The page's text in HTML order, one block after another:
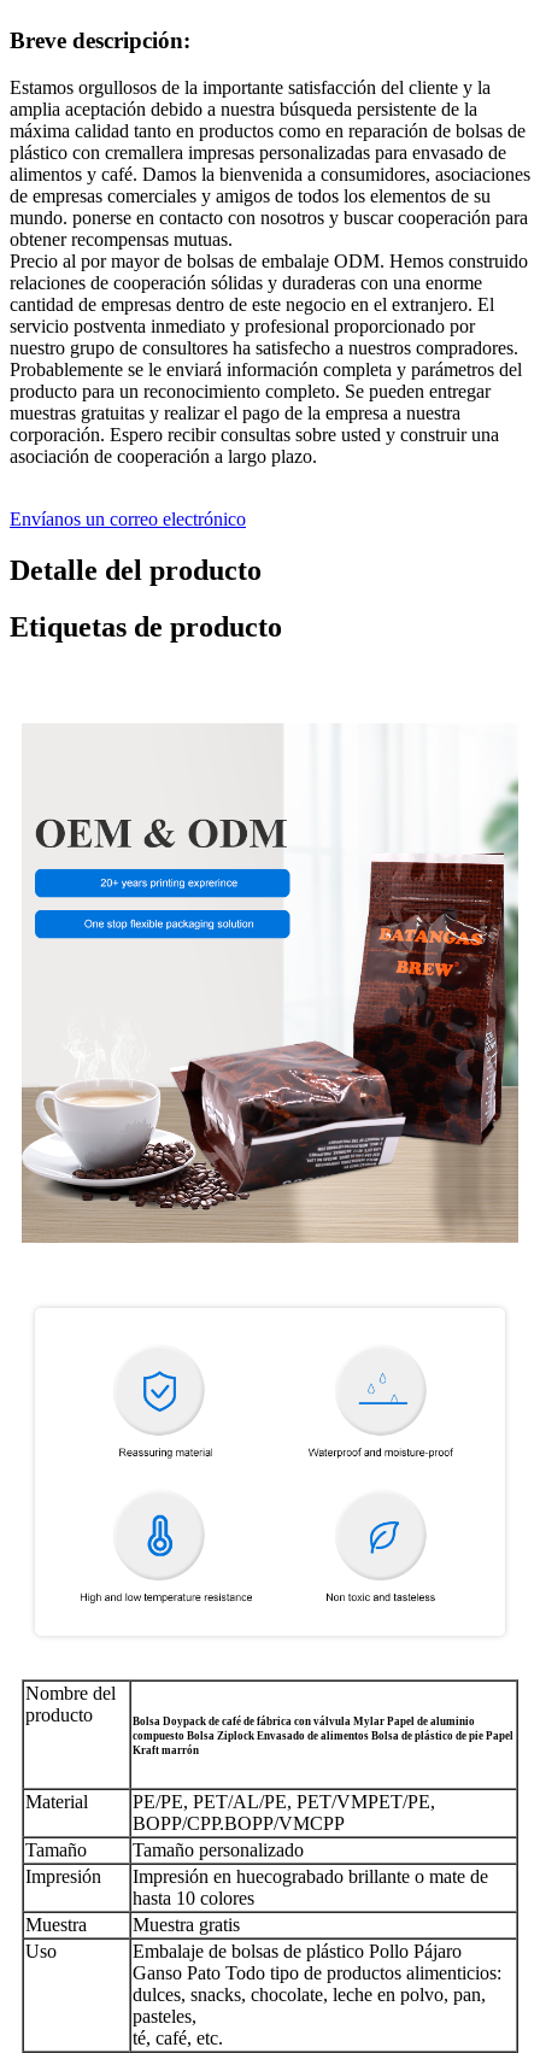
Breve descripción:
Estamos orgullosos de la importante satisfacción del cliente y la
amplia aceptación debido a nuestra búsqueda persistente de la
máxima calidad tanto en productos como en reparación de bolsas de
plástico con cremallera impresas personalizadas para envasado de
alimentos y café. Damos la bienvenida a consumidores, asociaciones
de empresas comerciales y amigos de todos los elementos de su
mundo. ponerse en contacto con nosotros y buscar cooperación para
obtener recompensas mutuas.
Precio al por mayor de bolsas de embalaje ODM. Hemos construido
relaciones de cooperación sólidas y duraderas con una enorme
cantidad de empresas dentro de este negocio en el extranjero. El
servicio postventa inmediato y profesional proporcionado por
nuestro grupo de consultores ha satisfecho a nuestros compradores.
Probablemente se le enviará información completa y parámetros del
producto para un reconocimiento completo. Se pueden entregar
muestras gratuitas y realizar el pago de la empresa a nuestra
corporación. Espero recibir consultas sobre usted y construir una
asociación de cooperación a largo plazo.
Envíanos un correo electrónico
Detalle del producto
Etiquetas de producto
Nombre del
producto
Bolsa Doypack de café de fábrica con válvula Mylar Papel de aluminio
compuesto Bolsa Ziplock Envasado de alimentos Bolsa de plástico de pie Papel
Kraft marrón
Material
PE/PE, PET/AL/PE, PET/VMPET/PE,
BOPP/CPP.BOPP/VMCPP
Tamaño
Tamaño personalizado
Impresión
Impresión en huecograbado brillante o mate de
hasta 10 colores
Muestra
Muestra gratis
Uso
Embalaje de bolsas de plástico Pollo Pájaro
Ganso Pato Todo tipo de productos alimenticios:
dulces, snacks, chocolate, leche en polvo, pan,
pasteles,
té, café, etc.